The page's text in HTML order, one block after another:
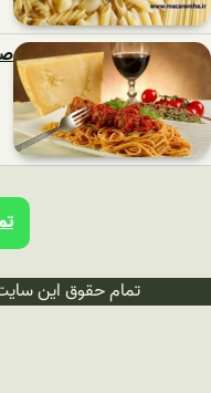
تمام حقوق این